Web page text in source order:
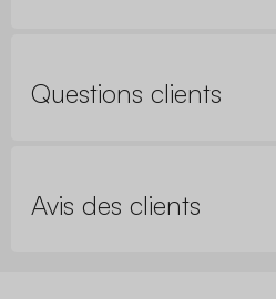
Questions clients
Avis des clients